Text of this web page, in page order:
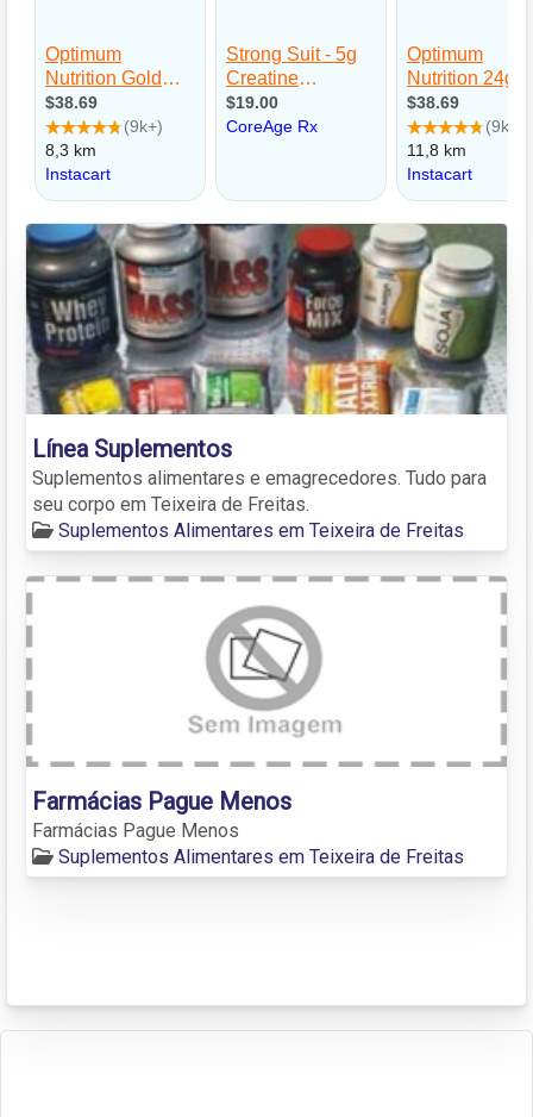
Línea Suplementos
Suplementos alimentares e emagrecedores. Tudo para
seu corpo em Teixeira de Freitas.
Suplementos Alimentares em Teixeira de Freitas
Farmácias Pague Menos
Farmácias Pague Menos
Suplementos Alimentares em Teixeira de Freitas